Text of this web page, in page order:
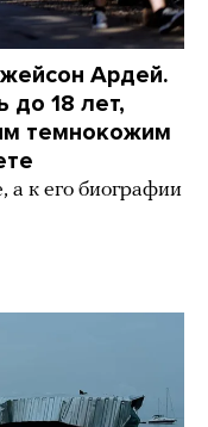
Ардей.
до 18 лет,
темнокожим
а к его биографии